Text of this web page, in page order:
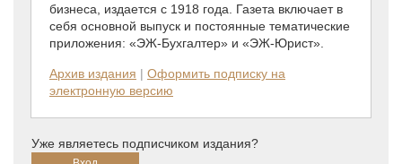
бизнеса, издается с 1918 года. Газета включает в
себя основной выпуск и постоянные тематические
приложения: «ЭЖ-Бухгалтер» и «ЭЖ-Юрист».
Архив издания | Оформить подписку на
электронную версию
Уже являетесь подписчиком издания?